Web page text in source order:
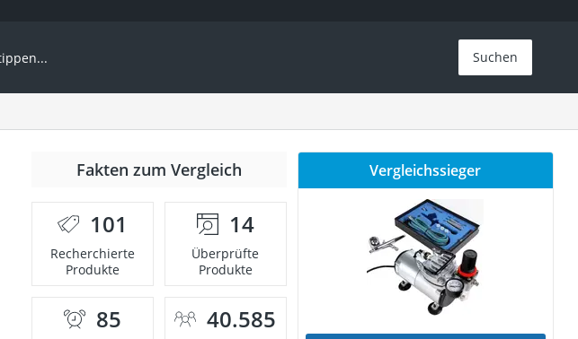
Suchen
Fakten zum Vergleich
101
Recherchierte
Produkte
14
Überprüfte
Produkte
85 40.585
Vergleichssieger